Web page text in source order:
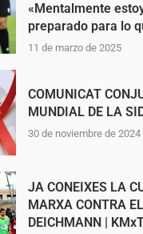
«Mentalmente
preparado para lo
11 de marzo de 2025
COMUNICAT
MUNDIAL DE LA
30 de noviembre de 2024
JA CONEIXES LA
MARXA CONTRA
DEICHMANN |